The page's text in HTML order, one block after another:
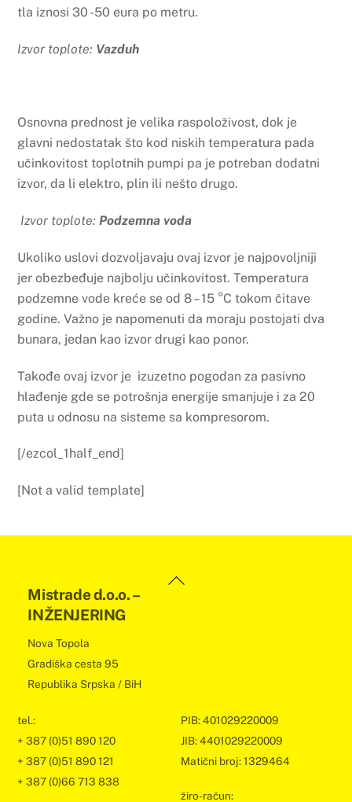
tla iznosi 30 -50 eura po metru.
Izvor toplote: Vazduh
Osnovna prednost je velika raspoloživost, dok je
glavni nedostatak što kod niskih temperatura pada
učinkovitost toplotnih pumpi pa je potreban dodatni
izvor, da li elektro, plin ili nešto drugo.
Izvor toplote: Podzemna voda
Ukoliko uslovi dozvoljavaju ovaj izvor je najpovoljniji
jer obezbeđuje najbolju učinkovitost. Temperatura
podzemne vode kreće se od 8 – 15 °C tokom čitave
godine. Važno je napomenuti da moraju postojati dva
bunara, jedan kao izvor drugi kao ponor.
Takođe ovaj izvor je izuzetno pogodan za pasivno
hlađenje gde se potrošnja energije smanjuje i za 20
puta u odnosu na sisteme sa kompresorom.
[/ezcol_1half_end]
[Not a valid template]
Back
Mistrade d.o.o. –
INŽENJERING
Nova Topola
Gradiška cesta 95
Republika Srpska / BiH
tel.:
+ 387 (0)51 890 120
+ 387 (0)51 890 121
+ 387 (0)66 713 838
PIB: 401029220009
JIB: 4401029220009
Matični broj: 1329464
žiro-račun: